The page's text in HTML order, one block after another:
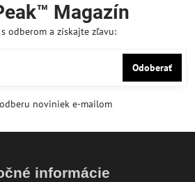
Magazín
odberom a získajte zľavu:
Odoberať
noviniek e-mailom
informácie